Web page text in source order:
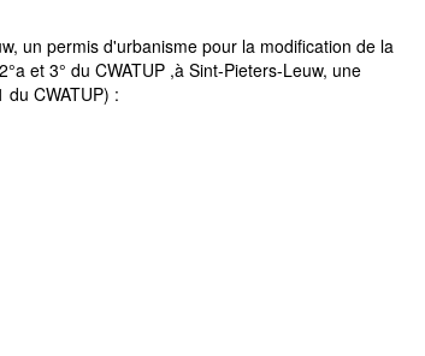
un permis d'urbanisme pour la modification de la
et 3° du CWATUP ,à Sint-Pieters-Leuw, une
CWATUP) :